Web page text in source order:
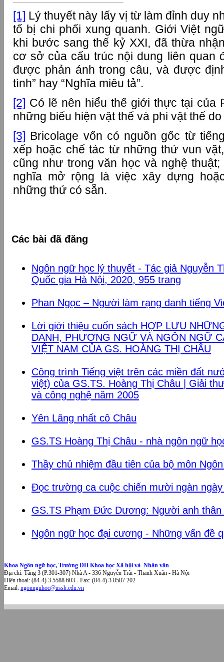
[1] Lý thuyết này lấy vị từ làm đỉnh duy
tố bị chi phối xung quanh. Giới Việt
khi bước sang thế kỷ XXI, đã thừa
cơ sở của cấu trúc nội dung liên quan
được phản ánh trong câu, và được
tình” hay “Nghĩa miêu tả”.
[2] Có lẽ nên hiểu thế giới thực tại của
những biểu hiện vật thể và phi vật thể
[3] Bricolage vốn có nguồn gốc từ
xếp hoặc chế tác từ những thứ vun
cũng như trong văn học và nghệ
nghĩa mở rộng là việc xây dựng
những thứ có sẵn.
Các bài đã đăng
Ngôn ngữ học lý thuyết - Tác giả Nguyễn
Quốc gia Hà Nội, 2020, 955 trang
Phan Ngọc – Người làm rạng danh tiếng
Lời giới thiệu cuốn sách HỢP LƯU
DANH, PHƯƠNG NGỮ VÀ NGÔN NGỮ
VIỆT NAM CỦA GS. HOÀNG THỊ CHÂU
Công trình Tiếng việt trên các miền đất
việt) của GS.TS. Hoàng Thị Châu | Giải
và công nghệ năm 2005
Yên Lãng nhất cô Châu
GS.TS Hoàng Thị Châu - nhà ngôn ngữ
Thầy chủ nhiệm đầu tiên của bộ môn
Đọc trường ca cuộc chiến mười ngàn
GS.TS Phạm Đức Dương: Người anh
Ngôn ngữ học đại cương - Những vấn đề
Khoa Ngôn ngữ học, Trường ĐH Khoa học Xã hội và Nhân văn
Địa chỉ: Tầng 3 (P.301-307) Nhà A - 336 Nguyễn Trãi - Thanh Xuân - Hà Nội
Điện thoại: (84-4) 3 5588 603 - Fax: (84-4) 3 8587 202
Email: ngonnguhoc@ussh.edu.vn